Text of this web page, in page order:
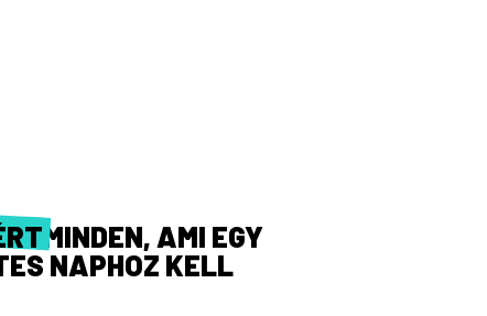
MINDEN, AMI EGY
NAPHOZ KELL